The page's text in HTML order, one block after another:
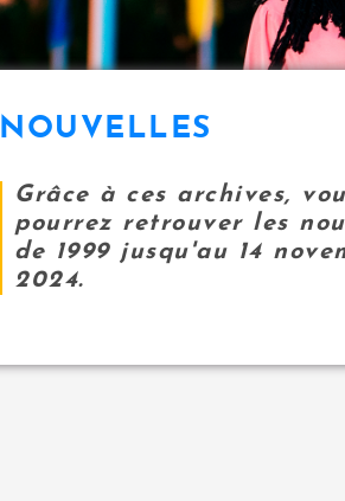
NOUVELLES
Grâce à ces archives,
pourrez retrouver les
de 1999 jusqu'au 14
2024.